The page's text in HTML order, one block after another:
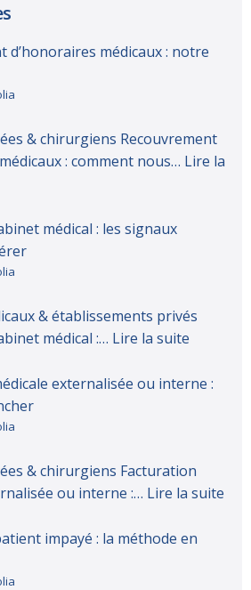
d’honoraires médicaux : notre
& chirurgiens Recouvrement
: comment nous… Lire la
médical : les signaux
& établissements privés
médical :… Lire la suite
externalisée ou interne :
& chirurgiens Facturation
ou interne :… Lire la suite
impayé : la méthode en